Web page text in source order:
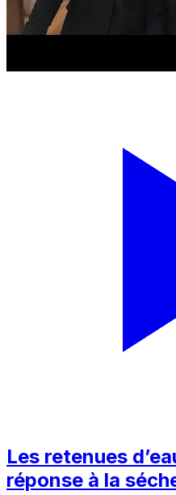
Les retenues
réponse à la